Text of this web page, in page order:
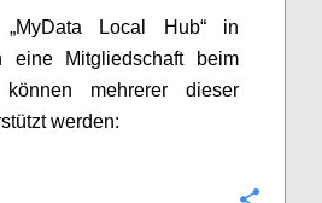
Local Hub“ in
eine Mitgliedschaft beim
mehrerer dieser
werden: